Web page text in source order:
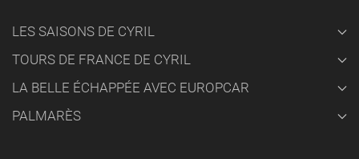
LES SAISONS DE CYRIL
TOURS DE FRANCE DE CYRIL
LA BELLE ÉCHAPPÉE AVEC EUROPCAR
PALMARÈS